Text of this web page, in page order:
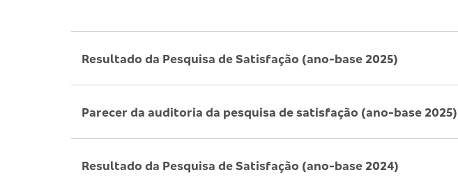
Resultado da Pesquisa de Satisfação (ano-base 2025)
Parecer da auditoria da pesquisa de satisfação (ano-base 2025)
Resultado da Pesquisa de Satisfação (ano-base 2024)